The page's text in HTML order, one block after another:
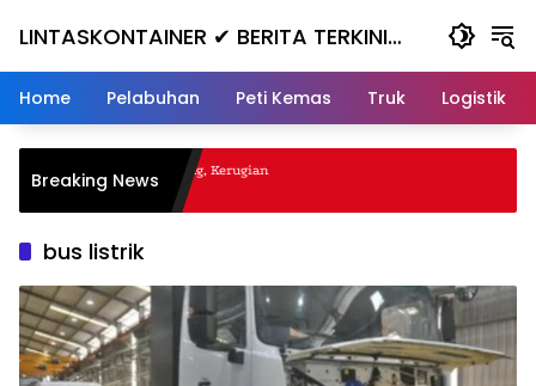
LINTASKONTAINER ✔ BERITA TERKINI
KONTAINER TERBARU HARI INI
Home Pelabuhan Peti Kemas Truk Logistik
Breaking News
Nanjak, Masuk ke Jurang, Kerugian
bus listrik